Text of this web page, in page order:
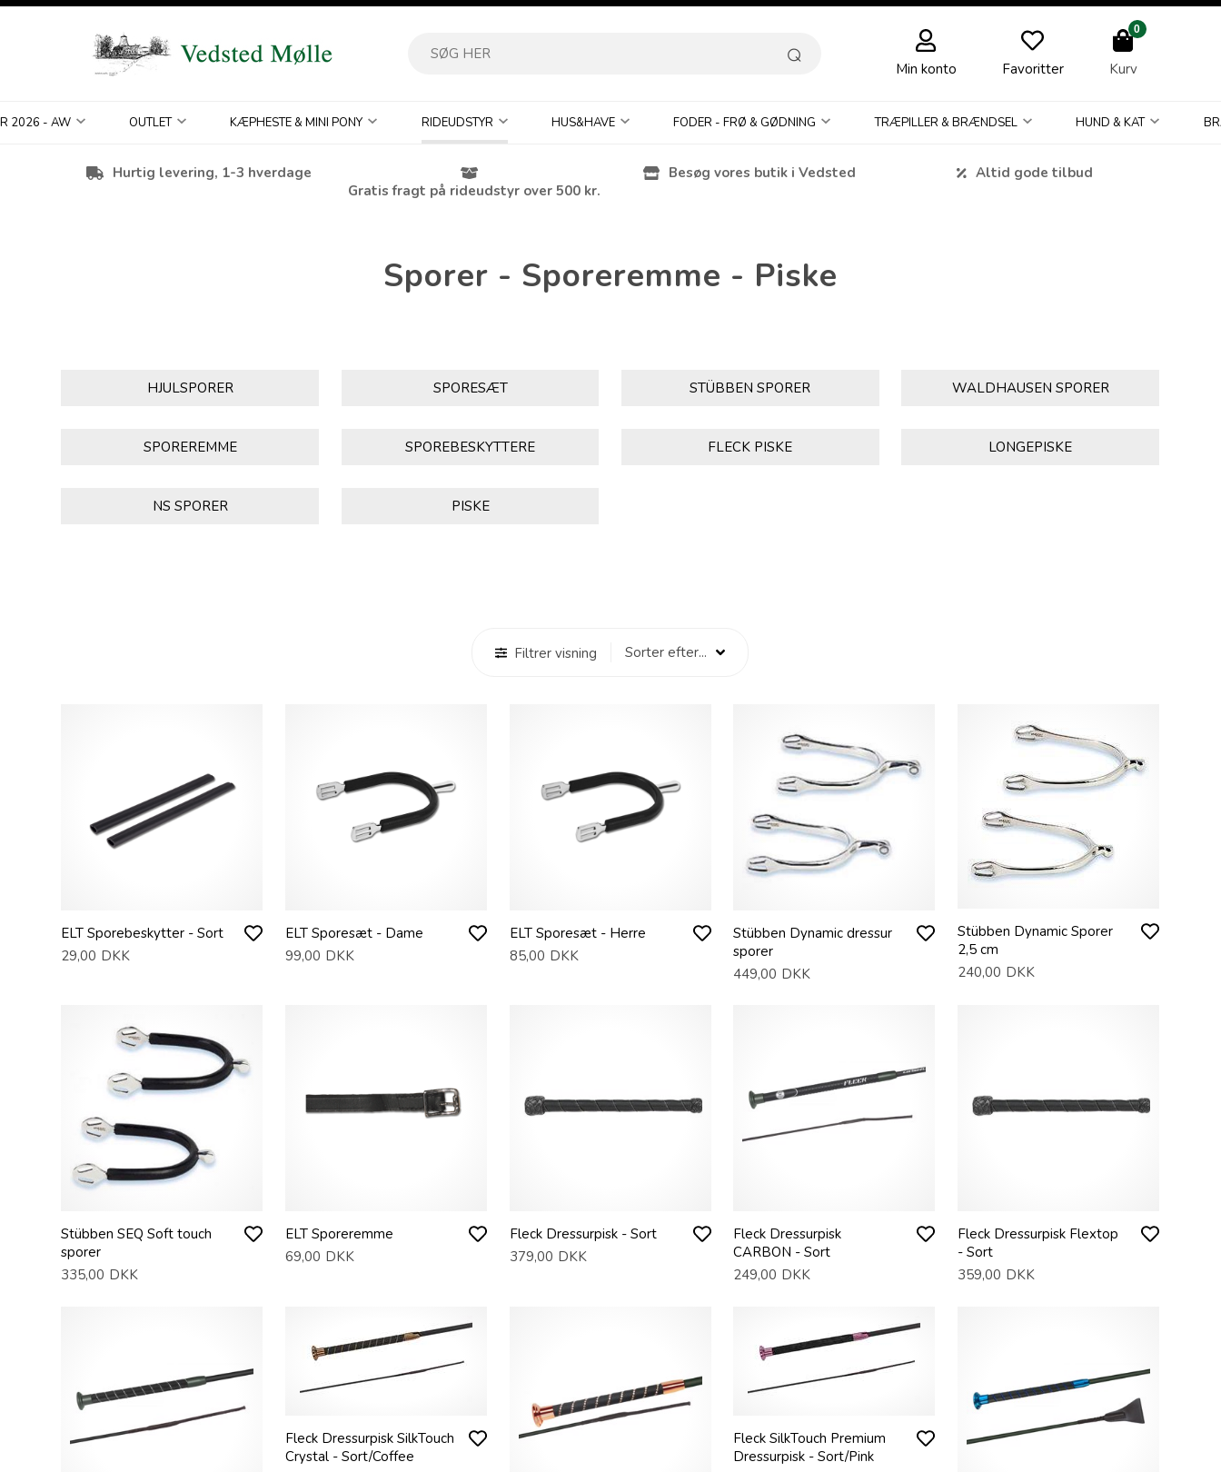
Min konto Favoritter
0
Kurv
2026 - AW OUTLET KÆPHESTE & MINI PONY RIDEUDSTYR HUS&HAVE FODER - FRØ & GØDNING TRÆPILLER & BRÆNDSEL HUND & KAT
Hurtig levering, 1-3 hverdage
Gratis fragt på rideudstyr over 500 kr.
Besøg vores butik i Vedsted Altid gode tilbud
Sporer - Sporeremme - Piske
HJULSPORER SPORESÆT STÜBBEN SPORER WALDHAUSEN SPORER
SPOREREMME SPOREBESKYTTERE FLECK PISKE LONGEPISKE
NS SPORER PISKE
Filtrer visning
ELT Sporebeskytter - Sort
29,00 DKK
ELT Sporesæt - Dame
99,00 DKK
ELT Sporesæt - Herre
85,00 DKK
Stübben Dynamic dressur
sporer
449,00 DKK
Stübben Dynamic Sporer
2,5 cm
240,00 DKK
Stübben SEQ Soft touch
sporer
335,00 DKK
ELT Sporeremme
69,00 DKK
Fleck Dressurpisk - Sort
379,00 DKK
Fleck Dressurpisk
CARBON - Sort
249,00 DKK
Fleck Dressurpisk Flextop
- Sort
359,00 DKK
Fleck Dressurpisk SilkTouch
Crystal - Sort/Coffee
Fleck SilkTouch Premium
Dressurpisk - Sort/Pink